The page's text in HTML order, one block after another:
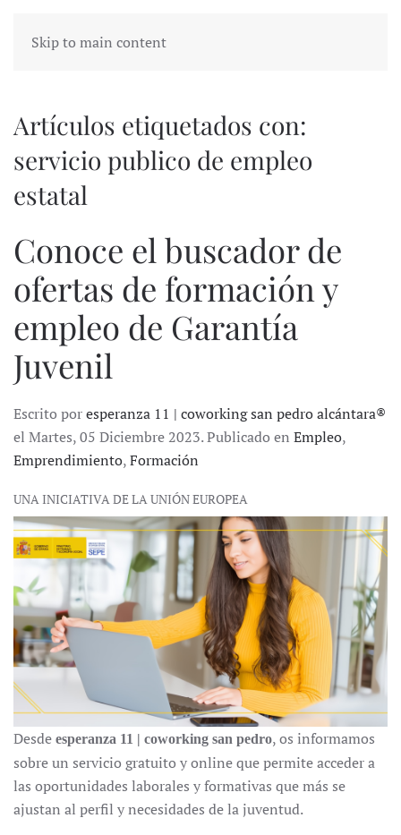
Skip to main content
Artículos etiquetados con:
servicio publico de empleo
estatal
Conoce el buscador de
ofertas de formación y
empleo de Garantía
Juvenil
Escrito poresperanza 11 | coworking san pedro alcántara®
el Martes, 05 Diciembre 2023. Publicado en Empleo,
Emprendimiento,Formación
UNA INICIATIVA DE LA UNIÓN EUROPEA
Desde esperanza 11 | coworking san pedro, os informamos
sobre un servicio gratuito y online que permite acceder a
las oportunidades laborales y formativas que más se
ajustan al perfil y necesidades de la juventud.